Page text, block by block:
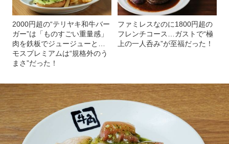
2000円超の“テリヤキ和牛バー
ガー”は「ものすごい重量感」
肉を鉄板でジュージューと…
モスプレミアムは“規格外のう
まさ”だった！
ファミレスなのに1800円超の
フレンチコース…ガストで“極
上の一人呑み”が至福だった！